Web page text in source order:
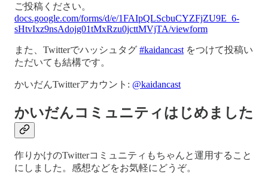
ご投稿ください。
docs.google.com/forms/d/e/1FAIpQLScbuCYZFjZU9E_6-
sHtvIxz9nsAdojg01tMxRzu0jcttMVjTA/viewform
また、Twitterでハッシュタグ #kaidancast をつけて投稿い
ただいても結構です。
かいだんTwitterアカウント: @kaidancast
かいだんコミュニティはじめました
作りかけのTwitterコミュニティもちゃんと運用すること
にしました。感想などをお気軽にどうぞ。